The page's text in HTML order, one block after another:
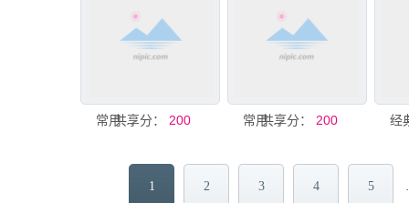
常用菜单经典设计
共享分： 200 常用菜单经典设计
共享分： 200
1 2 3 4 5